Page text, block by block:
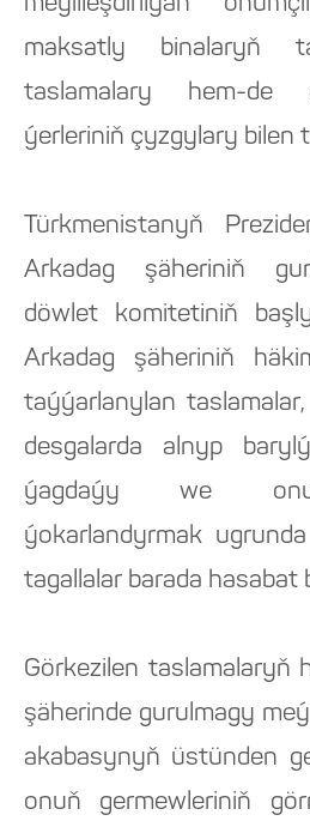
maksatly binalaryň
taslamalary hem-de
ýerleriniň çyzgylary bilen
Türkmenistanyň
Arkadag şäheriniň
döwlet komitetiniň
Arkadag şäheriniň
taýýarlanylan
desgalarda alnyp
ýagdaýy we
ýokarlandyrmak
tagallalar barada hasabat
Görkezilen taslamalaryň
şäherinde gurulmagy
akabasynyň üstünden
onuň germewleriniň